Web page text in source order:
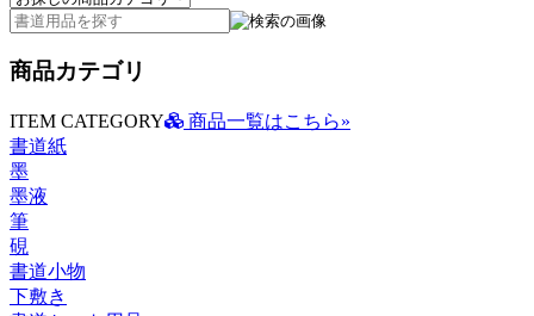
商品カテゴリ
ITEM CATEGORY
商品一覧はこちら»
書道紙
墨
墨液
筆
硯
書道小物
下敷き